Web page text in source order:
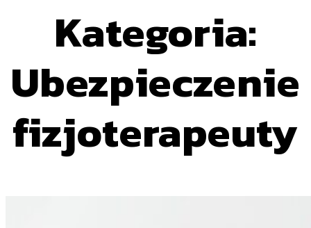
Kategoria:
Ubezpieczenie
fizjoterapeuty